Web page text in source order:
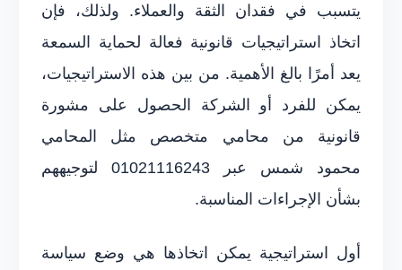
يتسبب في فقدان الثقة والعملاء. ولذلك، فإن
اتخاذ استراتيجيات قانونية فعالة لحماية السمعة
يعد أمرًا بالغ الأهمية. من بين هذه الاستراتيجيات،
يمكن للفرد أو الشركة الحصول على مشورة
قانونية من محامي متخصص مثل المحامي
محمود شمس عبر 01021116243 لتوجيههم
بشأن الإجراءات المناسبة.
أول استراتيجية يمكن اتخاذها هي وضع سياسة